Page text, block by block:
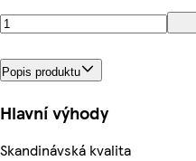
Popis produktu
Hlavní výhody
Skandinávská kvalita